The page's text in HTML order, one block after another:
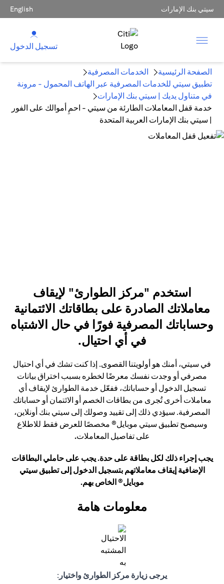
سيتي بنك الإمارات English
تسجيل الدخول
الصفحة الرئيسية
الخدمات المصرفية
تطبيق سيتي للخدمات المصرفية عبر الهاتف المحمول - مرونة
في متناول يديك | سيتي بنك الإمارات
خدمة قفل المعاملات الطارئة من سيتي - احمِ أموالك على الفور
| سيتي بنك الإمارات العربية المتحدة
استخدم "مركز الطوارئ" لإيقاف
معاملاتك الصادرة على بطاقاتك الائتمانية
وحساباتك المصرفية فورًا في حال الاشتباه
في أي احتيال.
في سيتي، أمنك هو أولويتنا القصوى. إذا كنت تشك في أي احتيال
مصرفي أو وجدت نفسك معرضًا لخطره بسبب اختراق بيانات
تسجيل الدخول أو حساباتك، ففعّل خدمة الطوارئ لإيقاف أي
معاملات أخرى تُجرى من بطاقات الخصم أو الائتمان أو حساباتك
المصرفية. سيؤدي ذلك إلى تقييد وصولك إلى سيتي بنك أونلاين،
وسيصبح تطبيق سيتي موبايل® مخصصًا للعرض فقط للاطلاع
على تفاصيل المعاملات.
يجب إجراء ذلك لكل بطاقة على حدة. يجب على حاملي البطاقات
الإضافية إيقاف معاملاتهم بتسجيل الدخول إلى تطبيق سيتي
موبايل® الخاص بهم.
معلومات هامة
يرجى زيارة مركز الطوارئ واختيار :